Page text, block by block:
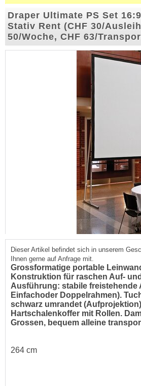
Draper Ultimate PS Set
Stativ Rent (CHF 30/
50/Woche, CHF 63/
Dieser Artikel befindet sich in unserem
Ihnen gerne auf Anfrage mit.
Grossformatige portable
Konstruktion für raschen Auf-
Ausführung: stabile freistehende
Einfachoder Doppelrahmen).
schwarz umrandet
Hartschalenkoffer mit Rollen.
Grossen, bequem alleine
264 cm